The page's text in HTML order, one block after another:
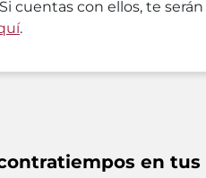
cuentas con ellos, te
.
en